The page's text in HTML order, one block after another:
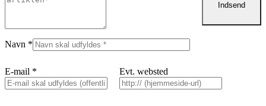
Navn *
E-mail * Evt. websted